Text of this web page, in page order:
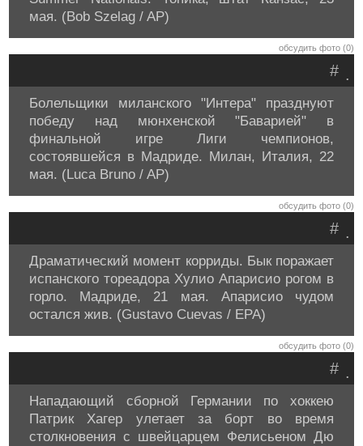
мая. (Bob Szelag / AP)
обсудить фото (0)
.
#
Болельщики миланского "Интера" празднуют
победу над мюнхенской "Баварией" в
финальной игре Лиги чемпионов,
состоявшейся в Мадриде. Милан, Италия, 22
мая. (Luca Bruno / AP)
обсудить фото (0)
.
#
Драматический момент корриды. Бык поражает
испанского тореадора Хулио Апарисио рогом в
горло. Мадриде, 21 мая. Апарисио чудом
остался жив. (Gustavo Cuevas / EPA)
обсудить фото (0)
.
#
Нападающий сборной Германии по хоккею
Патрик Хагер улетает за борт во время
столкновения с швейцарцем Фелисьеном Дю